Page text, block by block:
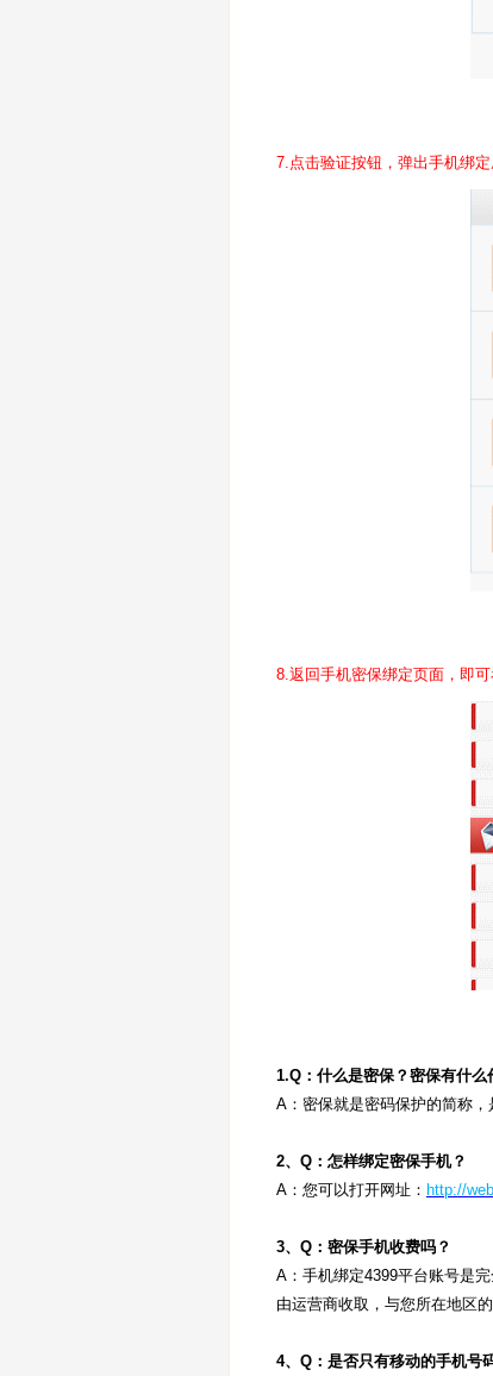
7.点击验证按钮，弹出手机绑
8.返回手机密保绑定页面，即
1.Q：什么是密保？密保有什么
A：密保就是密码保护的简称
2、Q：怎样绑定密保手机？
A：您可以打开网址： http://
3、Q：密保手机收费吗？
A：手机绑定4399平台账号是
由运营商收取，与您所在地区
4、Q：是否只有移动的手机号